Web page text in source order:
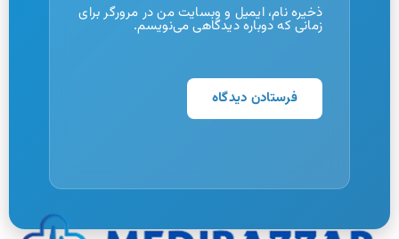
ذخیره نام، ایمیل و وبسایت من در مرورگر برای
زمانی که دوباره دیدگاهی می‌نویسم.